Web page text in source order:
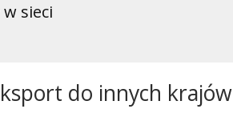
sieci
do innych krajów